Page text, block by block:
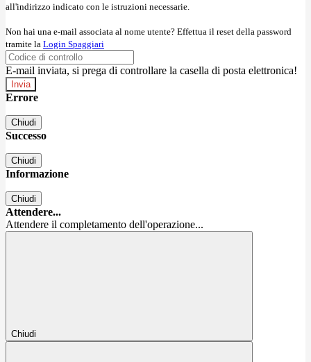
all'indirizzo indicato con le istruzioni necessarie.
Non hai una e-mail associata al nome utente? Effettua il reset della password
tramite la Login Spaggiari
E-mail inviata, si prega di controllare la casella di posta elettronica!
Errore
Chiudi
Successo
Chiudi
Informazione
Chiudi
Attendere...
Attendere il completamento dell'operazione...
Chiudi